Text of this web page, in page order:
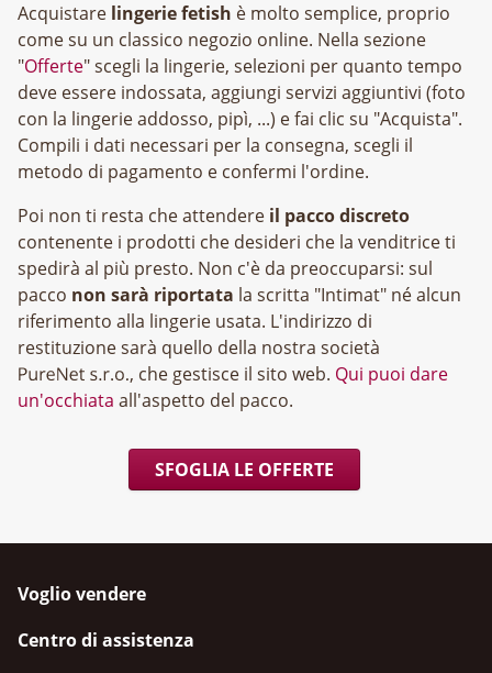
Acquistare lingerie fetish è molto semplice, proprio
come su un classico negozio online. Nella sezione
"Offerte" scegli la lingerie, selezioni per quanto tempo
deve essere indossata, aggiungi servizi aggiuntivi (foto
con la lingerie addosso, pipì, ...) e fai clic su "Acquista".
Compili i dati necessari per la consegna, scegli il
metodo di pagamento e confermi l'ordine.
Poi non ti resta che attendere il pacco discreto
contenente i prodotti che desideri che la venditrice ti
spedirà al più presto. Non c'è da preoccuparsi: sul
pacco non sarà riportata la scritta "Intimat" né alcun
riferimento alla lingerie usata. L'indirizzo di
restituzione sarà quello della nostra società
, che gestisce il sito web. Qui puoi dare
un'occhiata all'aspetto del pacco.
SFOGLIA LE OFFERTE
Voglio vendere
Centro di assistenza